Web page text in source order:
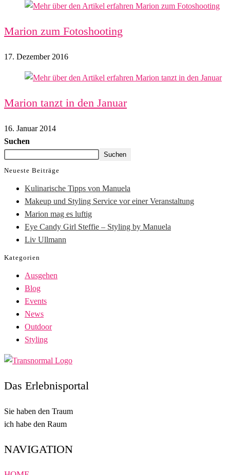
Marion zum Fotoshooting
17. Dezember 2016
Marion tanzt in den Januar
16. Januar 2014
Suchen
Suchen
Neueste Beiträge
Kulinarische Tipps von Manuela
Makeup und Styling Service vor einer Veranstaltung
Marion mag es luftig
Eye Candy Girl Steffie – Styling by Manuela
Liv Ullmann
Kategorien
Ausgehen
Blog
Events
News
Outdoor
Styling
Das Erlebnisportal
Sie haben den Traum
ich habe den Raum
NAVIGATION